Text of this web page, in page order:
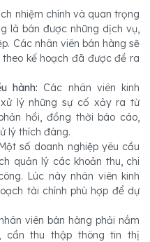
nhiệm chính và quan trọng
là bán được những dịch vụ,
Các nhân viên bán hàng sẽ
kế hoạch đã được đề ra
hành: Các nhân viên kinh
lý những sự cố xảy ra từ
hồi, đồng thời báo cáo,
lý thích đáng.
Một số doanh nghiệp yêu cầu
quản lý các khoản thu, chi
Lúc này nhân viên kinh
tài chính phù hợp để dự
viên bán hàng phải nắm
cần thu thập thông tin thị